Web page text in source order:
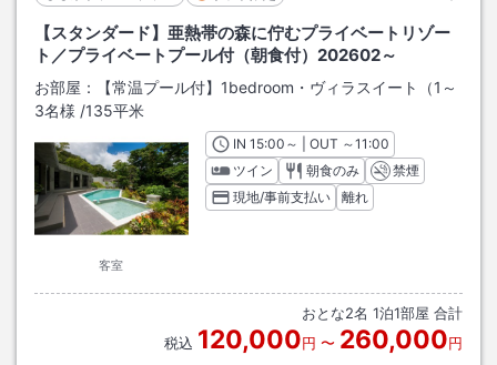
【スタンダード】亜熱帯の森に佇むプライベートリゾー
ト／プライベートプール付（朝食付）202602～
お部屋：
【常温プール付】1bedroom・ヴィラスイート（1～
3名様 /135平米
客室
INチェックイン
15:00 ～ | OUT チェックアウト
～11:00
ツイン
朝食のみ
禁煙
現地/事前支払い
離れ
おとな2名 1泊1部屋 合計
税込 120,000円 〜 260,000円